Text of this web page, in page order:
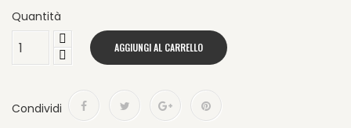
Quantità
AGGIUNGI AL CARRELLO
Condividi